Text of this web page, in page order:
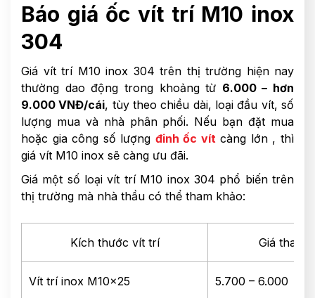
Báo giá ốc vít trí M10 inox
304
Giá vít trí M10 inox 304 trên thị trường hiện nay
thường dao động trong khoảng từ 6.000 – hơn
9.000 VNĐ/cái, tùy theo chiều dài, loại đầu vít, số
lượng mua và nhà phân phối. Nếu bạn đặt mua
hoặc gia công số lượng đinh ốc vít càng lớn , thì
giá vít M10 inox sẽ càng ưu đãi.
Giá một số loại vít trí M10 inox 304 phổ biến trên
thị trường mà nhà thầu có thể tham khảo:
Kích thước vít trí Giá tham
Vít trí inox M10x25 5.700 – 6.000